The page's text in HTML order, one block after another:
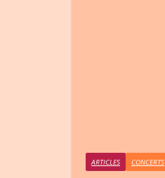
ARTICLES CONCERTS